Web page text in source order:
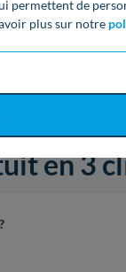
permettent de
plus sur notre
en 3